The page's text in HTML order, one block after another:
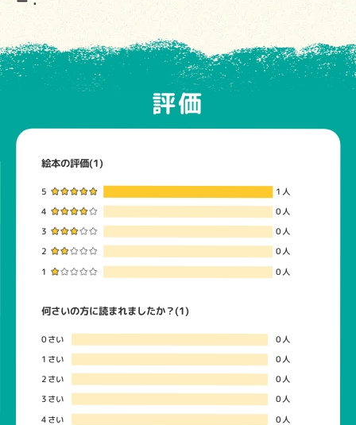
評価
絵本の評価(1)
5 1人
4 0人
3 0人
2 0人
1 0人
何さいの方に読まれましたか？(1)
0さい 0人
1さい 0人
2さい 0人
3さい 0人
4さい 0人